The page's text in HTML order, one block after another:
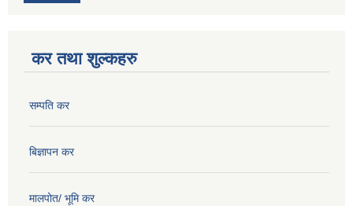
कर तथा शुल्कहरु
सम्पति कर
बिज्ञापन कर
मालपोत/ भूमि कर